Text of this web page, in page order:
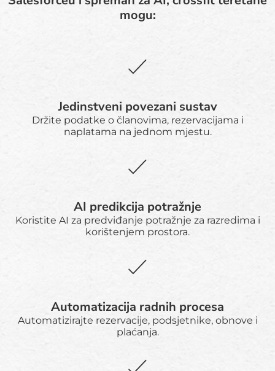
mogu:
Jedinstveni povezani sustav
Držite podatke o članovima, rezervacijama i
naplatama na jednom mjestu.
AI predikcija potražnje
Koristite AI za predviđanje potražnje za razredima i
korištenjem prostora.
Automatizacija radnih procesa
Automatizirajte rezervacije, podsjetnike, obnove i
plaćanja.